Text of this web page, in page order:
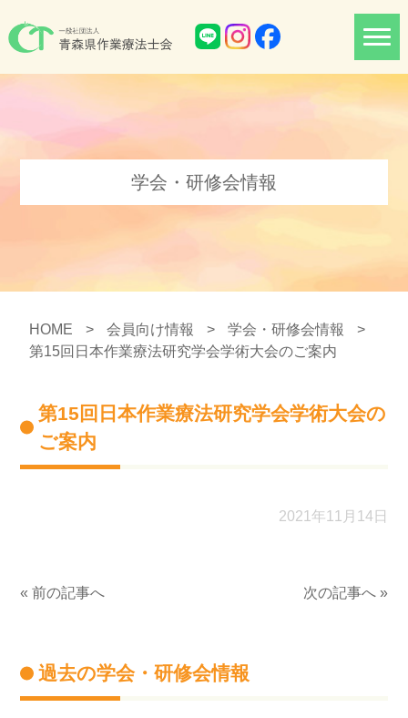
学会・研修会情報
HOME > 会員向け情報 > 学会・研修会情報
>
第15回日本作業療法研究学会学術大会のご案内
第15回日本作業療法研究学会学術大会の
ご案内
2021年11月14日
« 前の記事へ 次の記事へ »
過去の学会・研修会情報